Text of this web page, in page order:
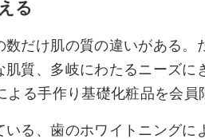
る
だけ肌の質の違いがある。
質、多岐にわたるニーズに
る手作り基礎化粧品を会員
る、歯のホワイトニングに